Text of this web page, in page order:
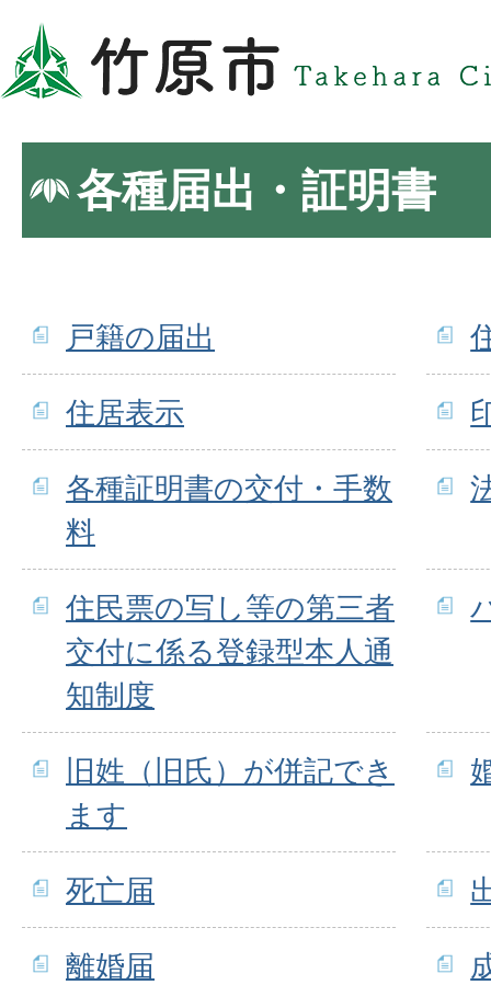
各種届出・証明書
戸籍の届出
住居表示
各種証明書の交付・手数
料
住民票の写し等の第三者
交付に係る登録型本人通
知制度
旧姓（旧氏）が併記でき
ます
死亡届
離婚届